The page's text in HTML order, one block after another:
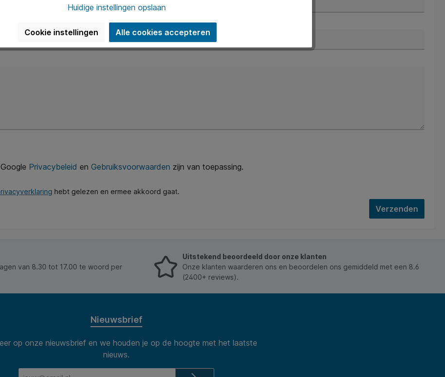
Privacybeleid en Gebruiksvoorwaarden zijn van toepassing.
hebt gelezen en ermee akkoord gaat.
Verzenden
van 8.30 tot 17.00 te woord per
Uitstekend beoordeeld door onze klanten
Onze klanten waarderen ons en beoordelen ons gemiddeld met een 8.6
(2400+ reviews).
Nieuwsbrief
op onze nieuwsbrief en we houden je op de hoogte met het laatste
nieuws.
Huidige instellingen opslaan
Cookie instellingen Alle cookies accepteren